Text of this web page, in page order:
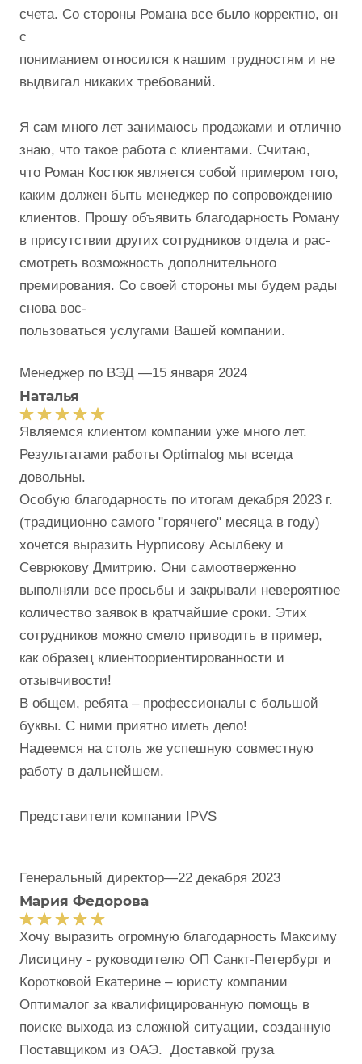
счета. Со стороны Романа все было корректно, он
с
пониманием относился к нашим трудностям и не
выдвигал никаких требований.
Я сам много лет занимаюсь продажами и отлично
знаю, что такое работа с клиентами. Считаю,
что Роман Костюк является собой примером того,
каким должен быть менеджер по сопровождению
клиентов. Прошу объявить благодарность Роману
в присутствии других сотрудников отдела и рас-
смотреть возможность дополнительного
премирования. Со своей стороны мы будем рады
снова вос-
пользоваться услугами Вашей компании.
Менеджер по ВЭД —15 января 2024
Наталья
Являемся клиентом компании уже много лет.
Результатами работы Optimalog мы всегда
довольны.
Особую благодарность по итогам декабря 2023 г.
(традиционно самого "горячего" месяца в году)
хочется выразить Нурписову Асылбеку и
Севрюкову Дмитрию. Они самоотверженно
выполняли все просьбы и закрывали невероятное
количество заявок в кратчайшие сроки. Этих
сотрудников можно смело приводить в пример,
как образец клиентоориентированности и
отзывчивости!
В общем, ребята – профессионалы с большой
буквы. С ними приятно иметь дело!
Надеемся на столь же успешную совместную
работу в дальнейшем.
Представители компании IPVS
Генеральный директор—22 декабря 2023
Мария Федорова
Хочу выразить огромную благодарность Максиму
Лисицину - руководителю ОП Санкт-Петербург и
Коротковой Екатерине – юристу компании
Оптималог за квалифицированную помощь в
поиске выхода из сложной ситуации, созданную
Поставщиком из ОАЭ. Доставкой груза